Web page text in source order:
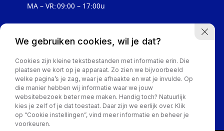
MA – VR:09:00 – 17:00u
Privacy Policy
We gebruiken cookies, wil je dat?
Cookies zijn kleine tekstbestanden met informatie erin. Die
plaatsen we kort op je apparaat. Zo zien we bijvoorbeeld
welke pagina’s je zag, waar je afhaakte en wat je invulde. Op
die manier hebben wij informatie waar we jouw
websitebezoek beter mee maken. Handig toch? Natuurlijk
kies je zelf of je dat toestaat. Daar zijn we eerlijk over. Klik
op “Cookie instellingen”, vind meer informatie en beheer je
voorkeuren.